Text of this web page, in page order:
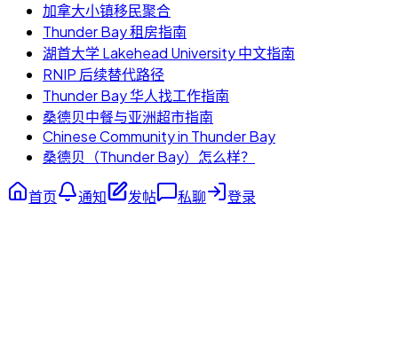
加拿大小镇移民聚合
Thunder Bay 租房指南
湖首大学 Lakehead University 中文指南
RNIP 后续替代路径
Thunder Bay 华人找工作指南
桑德贝中餐与亚洲超市指南
Chinese Community in Thunder Bay
桑德贝（Thunder Bay）怎么样？
首页 通知 发帖 私聊 登录